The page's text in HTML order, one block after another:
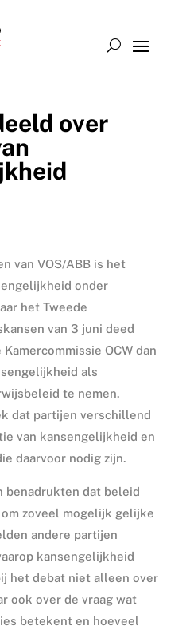
over
van VOS/ABB is het
onder
het Tweede
van 3 juni deed
OCW dan
als
te nemen.
dat partijen verschillend
van kansengelijkheid en
daarvoor nodig zijn.
benadrukten dat beleid
zoveel mogelijk gelijke
andere partijen
kansengelijkheid
het debat niet alleen over
ook over de vraag wat
betekent en hoeveel